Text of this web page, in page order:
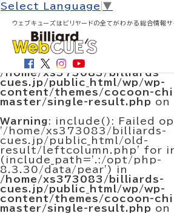
Select Language ▼
ウェブキューズはビリヤードの全てがわかる総合情報サ
HOME>大会結果・試合結果
Warning: include(/home/
cues.jp/public_html/old-
result/leftcolumn.php):
stream: No such file or
/home/xs373083/billiards-
cues.jp/public_html/wp/wp-
content/themes/cocoon-
master/single-result.php on
Warning: include(): Failed
'/home/xs373083/billiards-
cues.jp/public_html/old-
result/leftcolumn.php' for
(include_path='.:/opt/php-
8.3.30/data/pear') in
/home/xs373083/billiards-
cues.jp/public_html/wp/wp-
content/themes/cocoon-
master/single-result.php on